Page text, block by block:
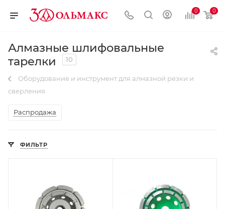
0 0
Алмазные шлифовальные
тарелки
10
Оборудование и инструмент для алмазной резки и
сверления
Распродажа
ФИЛЬТР